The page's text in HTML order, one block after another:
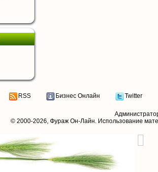
RSS Бизнес Онлайн Twitter
© 2000-2026, Фураж Он-Лайн. Использование